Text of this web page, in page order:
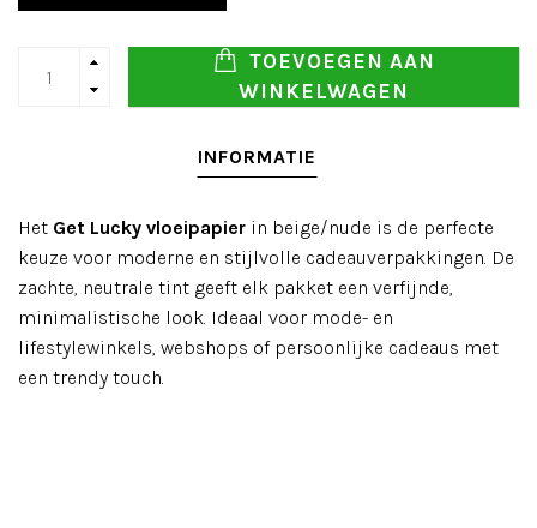
TOEVOEGEN AAN
WINKELWAGEN
INFORMATIE
Het Get Lucky vloeipapier in beige/nude is de perfecte
keuze voor moderne en stijlvolle cadeauverpakkingen. De
zachte, neutrale tint geeft elk pakket een verfijnde,
minimalistische look. Ideaal voor mode- en
lifestylewinkels, webshops of persoonlijke cadeaus met
een trendy touch.